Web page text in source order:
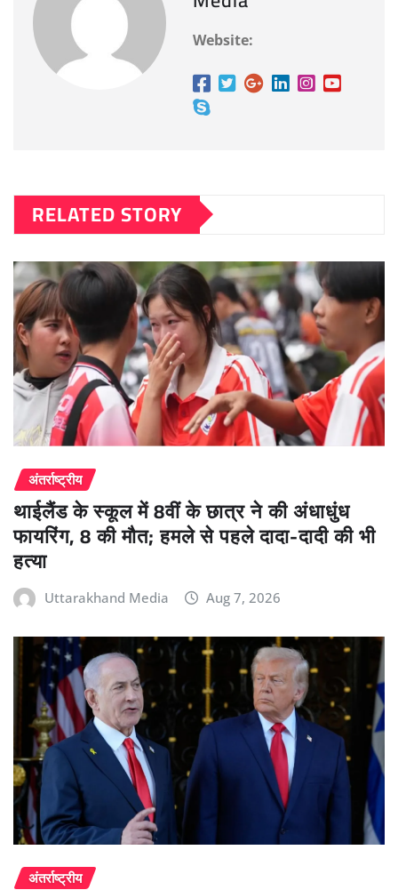
Website:
RELATED STORY
अंतर्राष्ट्रीय
थाईलैंड के स्कूल में 8वीं के छात्र ने की अंधाधुंध
फायरिंग, 8 की मौत; हमले से पहले दादा-दादी की भी
हत्या
Uttarakhand Media Aug 7, 2026
अंतर्राष्ट्रीय